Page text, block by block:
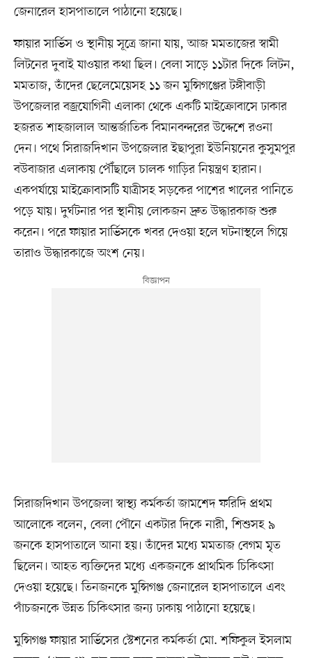
জেনারেল হাসপাতালে পাঠানো হয়েছে।
ফায়ার সার্ভিস ও স্থানীয় সূত্রে জানা যায়, আজ মমতাজের স্বামী
লিটনের দুবাই যাওয়ার কথা ছিল। বেলা সাড়ে ১১টার দিকে লিটন,
মমতাজ, তাঁদের ছেলেমেয়েসহ ১১ জন মুন্সিগঞ্জের টঙ্গীবাড়ী
উপজেলার বজ্রযোগিনী এলাকা থেকে একটি মাইক্রোবাসে ঢাকার
হজরত শাহজালাল আন্তর্জাতিক বিমানবন্দরের উদ্দেশে রওনা
দেন। পথে সিরাজদিখান উপজেলার ইছাপুরা ইউনিয়নের কুসুমপুর
বউবাজার এলাকায় পৌঁছালে চালক গাড়ির নিয়ন্ত্রণ হারান।
একপর্যায়ে মাইক্রোবাসটি যাত্রীসহ সড়কের পাশের খালের পানিতে
পড়ে যায়। দুর্ঘটনার পর স্থানীয় লোকজন দ্রুত উদ্ধারকাজ শুরু
করেন। পরে ফায়ার সার্ভিসকে খবর দেওয়া হলে ঘটনাস্থলে গিয়ে
তারাও উদ্ধারকাজে অংশ নেয়।
সিরাজদিখান উপজেলা স্বাস্থ্য কর্মকর্তা জামশেদ ফরিদি প্রথম
আলোকে বলেন, বেলা পৌনে একটার দিকে নারী, শিশুসহ ৯
জনকে হাসপাতালে আনা হয়। তাঁদের মধ্যে মমতাজ বেগম মৃত
ছিলেন। আহত ব্যক্তিদের মধ্যে একজনকে প্রাথমিক চিকিৎসা
দেওয়া হয়েছে। তিনজনকে মুন্সিগঞ্জ জেনারেল হাসপাতালে এবং
পাঁচজনকে উন্নত চিকিৎসার জন্য ঢাকায় পাঠানো হয়েছে।
মুন্সিগঞ্জ ফায়ার সার্ভিসের স্টেশনের কর্মকর্তা মো. শফিকুল ইসলাম